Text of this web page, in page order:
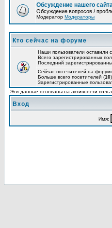
Обсуждение нашего
Обсуждение вопросов /
Модератор Модераторы
Кто сейчас на форуме
Наши пользователи оставили
Всего зарегистрированных
Последний
Сейчас посетителей на
Больше всего посетителей (10
Зарегистрированные
Эти данные основаны на активности
Вход
Имя: